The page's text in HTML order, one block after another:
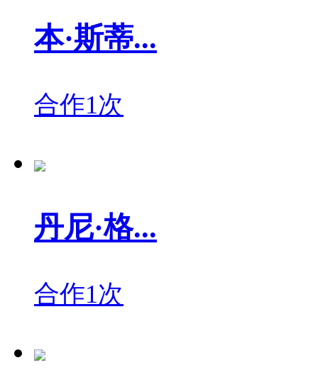
本·斯蒂...
合作1次
丹尼·格...
合作1次